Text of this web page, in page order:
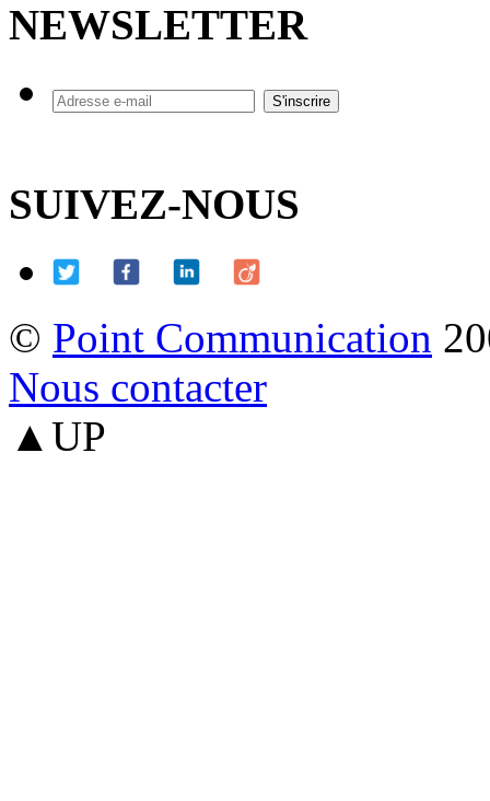
NEWSLETTER
SUIVEZ-NOUS
© Point Communication
Nous contacter
▲UP